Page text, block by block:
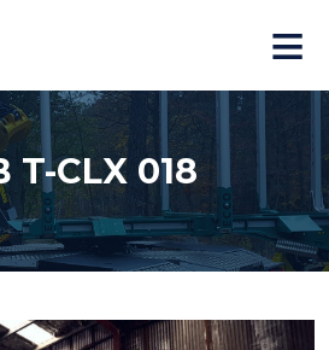
≡
T-CLX 018